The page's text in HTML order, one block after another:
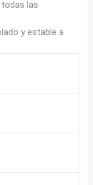
las
y estable a